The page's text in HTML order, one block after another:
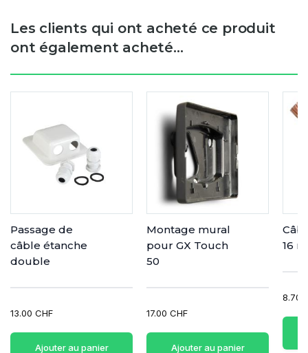
Les clients qui ont acheté ce produit
ont également acheté...
Passage de
câble étanche
double
13.00 CHF
Ajouter au panier
Montage mural
pour GX Touch
50
17.00 CHF
Ajouter au panier
16
8.70